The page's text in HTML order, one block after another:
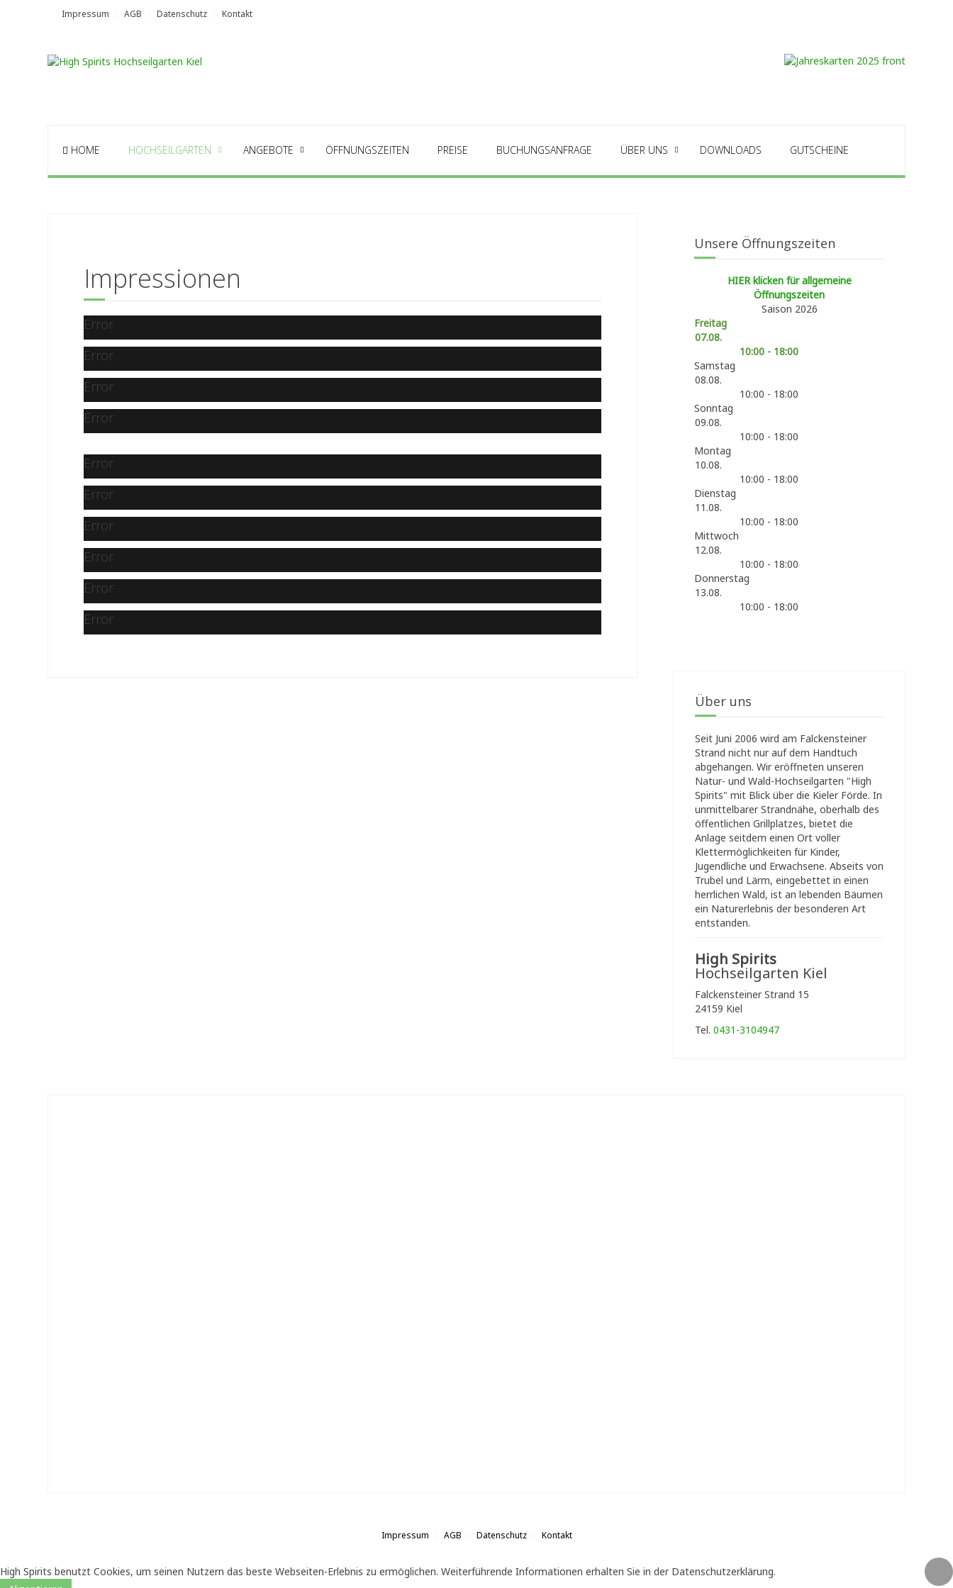
Impressum AGB Datenschutz Kontakt
HOME HOCHSEILGARTEN ANGEBOTE ÖFFNUNGSZEITEN PREISE BUCHUNGSANFRAGE ÜBER UNS DOWNLOADS GUTSCHEINE
Impressionen
Error
Error
Error
Error
Error
Error
Error
Error
Error
Error
Unsere Öffnungszeiten
HIER klicken für allgemeine
Öffnungszeiten
Saison 2026
Freitag
07.08.
10:00 - 18:00
Samstag
08.08.
10:00 - 18:00
Sonntag
09.08.
10:00 - 18:00
Montag
10.08.
10:00 - 18:00
Dienstag
11.08.
10:00 - 18:00
Mittwoch
12.08.
10:00 - 18:00
Donnerstag
13.08.
10:00 - 18:00
Über uns
Seit Juni 2006 wird am Falckensteiner
Strand nicht nur auf dem Handtuch
abgehangen. Wir eröffneten unseren
Natur- und Wald-Hochseilgarten "High
Spirits" mit Blick über die Kieler Förde. In
unmittelbarer Strandnähe, oberhalb des
öffentlichen Grillplatzes, bietet die
Anlage seitdem einen Ort voller
Klettermöglichkeiten für Kinder,
Jugendliche und Erwachsene. Abseits von
Trubel und Lärm, eingebettet in einen
herrlichen Wald, ist an lebenden Bäumen
ein Naturerlebnis der besonderen Art
entstanden.
High Spirits
Hochseilgarten Kiel
Falckensteiner Strand 15
24159 Kiel
Tel. 0431-3104947
Impressum AGB Datenschutz Kontakt
High Spirits benutzt Cookies, um seinen Nutzern das beste Webseiten-Erlebnis zu ermöglichen. Weiterführende Informationen erhalten Sie in der Datenschutzerklärung.